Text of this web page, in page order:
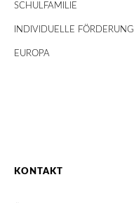
SCHULFAMILIE
INDIVIDUELLE FÖRDERUNG
EUROPA
KONTAKT